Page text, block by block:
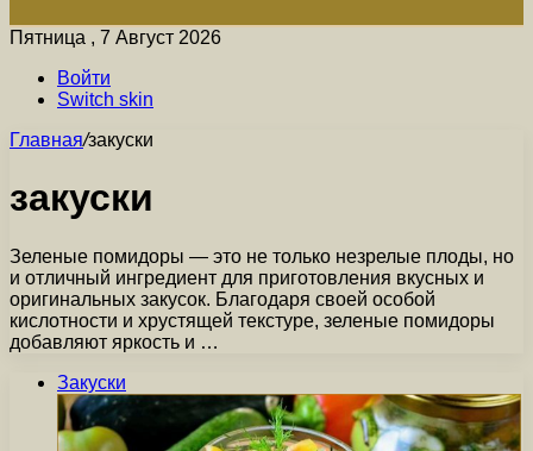
Пятница , 7 Август 2026
Войти
Switch skin
Главная/закуски
закуски
Зеленые помидоры — это не только незрелые плоды, но
и отличный ингредиент для приготовления вкусных и
оригинальных закусок. Благодаря своей особой
кислотности и хрустящей текстуре, зеленые помидоры
добавляют яркость и …
Закуски